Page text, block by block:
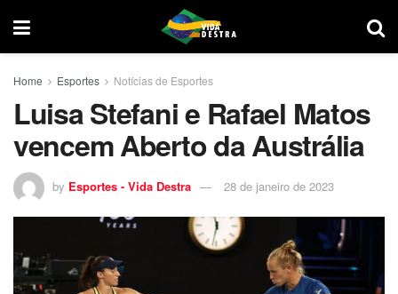
Home Esportes Notícias de Esportes
Luisa Stefani e Rafael Matos
vencem Aberto da Austrália
by Esportes - Vida Destra 28 de janeiro de 2023